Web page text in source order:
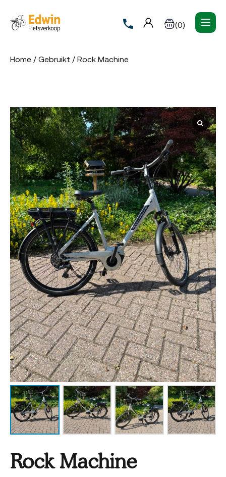
(0)
Home / Gebruikt / Rock Machine
Rock Machine